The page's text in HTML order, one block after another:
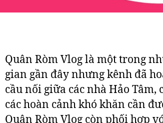
Quân Ròm Vlog là một trong
gian gần đây nhưng kênh đã
cầu nối giữa các nhà Hảo Tâm,
các hoàn cảnh khó khăn cần
Quân Ròm Vlog còn phối hợp